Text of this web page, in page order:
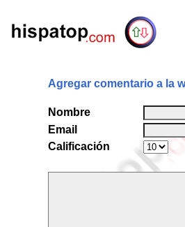
Agregar comentario a la
Nombre
Email
Calificación